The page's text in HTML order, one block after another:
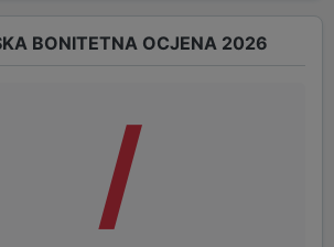
BONITETNA OCJENA 2026
/